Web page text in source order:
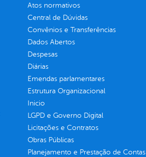
Atos normativos
Central de Dúvidas
Convênios e Transferências
Dados Abertos
Despesas
Diárias
Emendas parlamentares
Estrutura Organizacional
Inicio
LGPD e Governo Digital
Licitações e Contratos
Obras Públicas
Planejamento e Prestação de Contas